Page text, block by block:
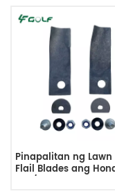
Pinapalitan ng Lawn
Flail Blades ang
195/196 19Inch